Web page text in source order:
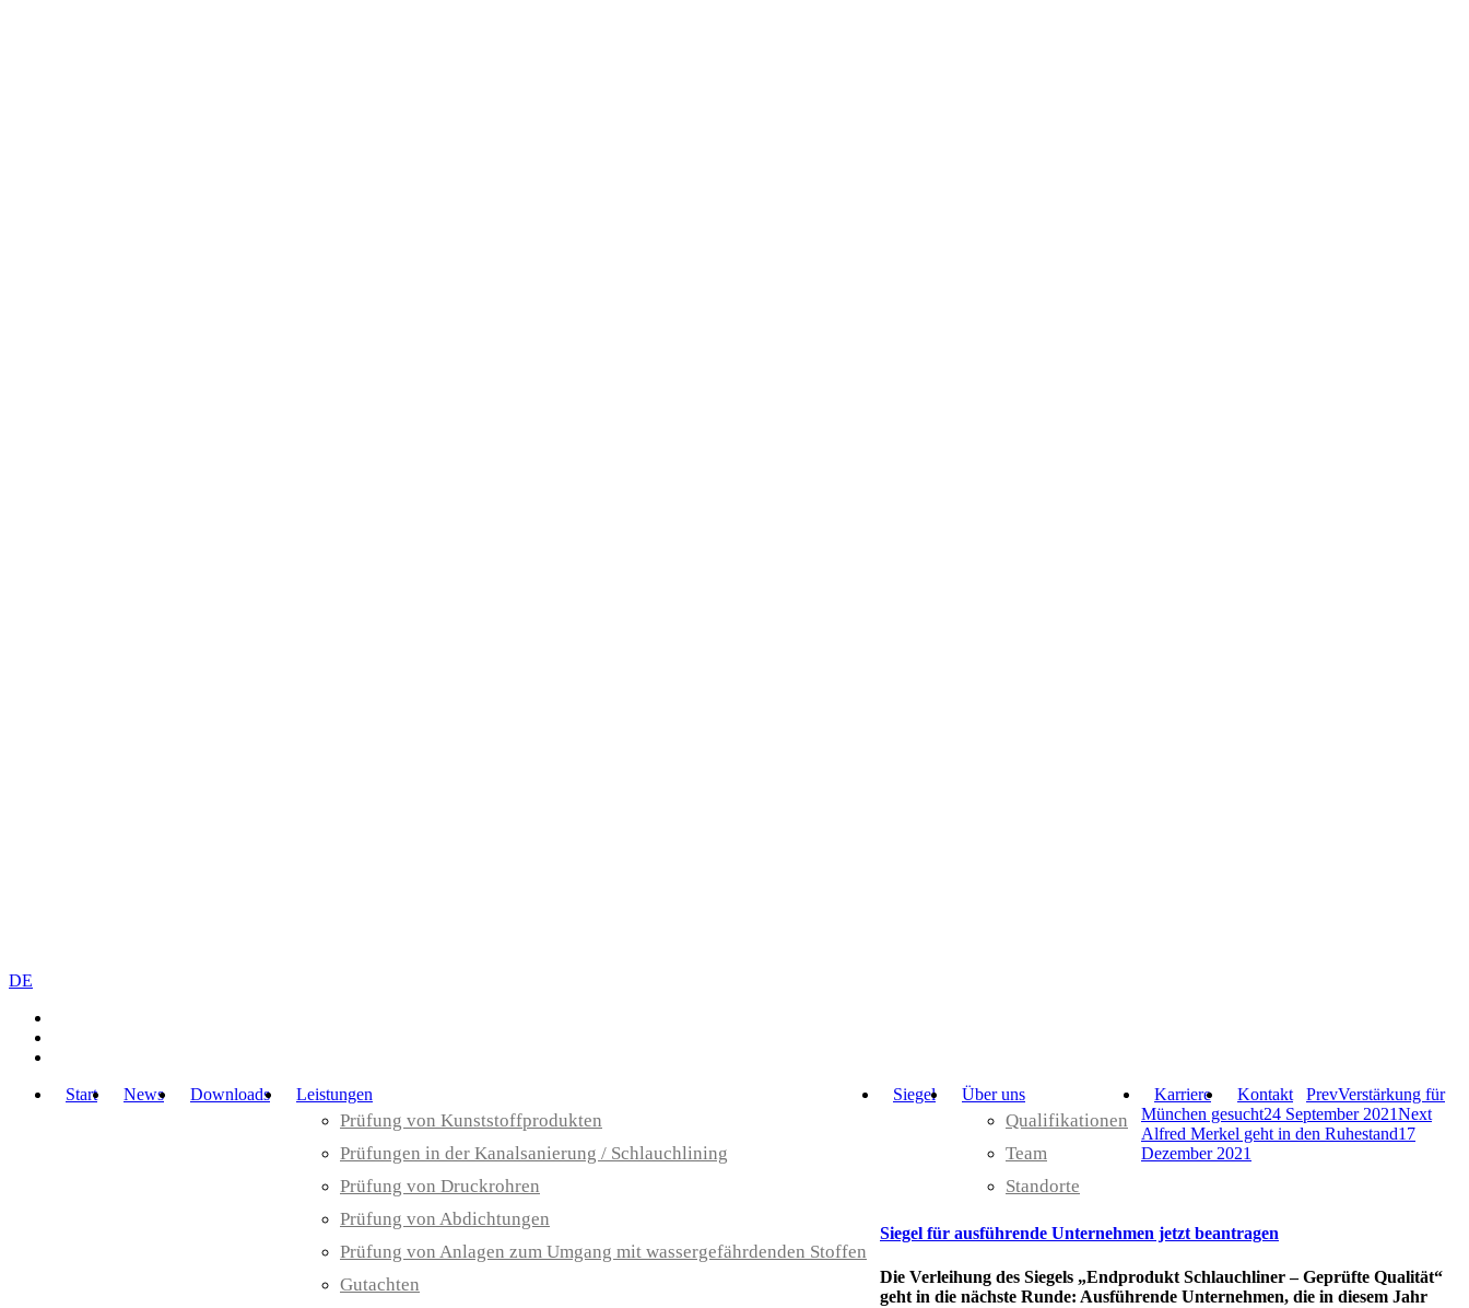
DE
Start News Downloads Leistungen
Prüfung von Kunststoffprodukten
Prüfungen in der Kanalsanierung / Schlauchlining
Prüfung von Druckrohren
Prüfung von Abdichtungen
Prüfung von Anlagen zum Umgang mit wassergefährdenden Stoffen
Gutachten
Siegel Über uns
Qualifikationen
Team
Standorte
Karriere Kontakt PrevVerstärkung für
München gesucht24 September 2021Next
Alfred Merkel geht in den Ruhestand17
Dezember 2021
Siegel für ausführende Unternehmen jetzt beantragen
Die Verleihung des Siegels „Endprodukt Schlauchliner – Geprüfte Qualität“
geht in die nächste Runde: Ausführende Unternehmen, die in diesem Jahr